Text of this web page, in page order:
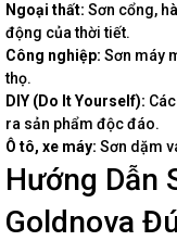
Ngoại thất: Sơn cổng,
động của thời tiết.
Công nghiệp: Sơn máy
thọ.
DIY (Do It Yourself):
ra sản phẩm độc đáo.
Ô tô, xe máy: Sơn dặm
Hướng Dẫn
Goldnova